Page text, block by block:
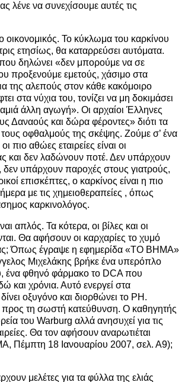
λένε να συνεχίσουμε αυτές τις
οικονομικός. Το κύκλωμα του καρκίνου
ετησίως, θα καταρρεύσει αυτόματα.
δηλώνει «δεν μπορούμε να σε
προξενούμε εμετούς, χάσιμο στα
της αλεπούς στον κάθε κακόμοιρο
στα νύχια του, τονίζει να μη δοκιμάσει
άλλη αγωγή». Οι αρχαίοι Έλληνες
Δαναούς και δώρα φέροντες» διότι τα
οφθαλμούς της σκέψης. Ζούμε σ’ ένα
πιο αθώες εταιρείες είναι οι
και δεν λαδώνουν ποτέ. Δεν υπάρχουν
υπάρχουν παροχές στους γιατρούς,
επισκέπτες, ο καρκίνος είναι η πιο
με τις χημειοθεραπείες , όπως
καρκινολόγος.
απλός. Τα κότερα, οι βίλες και οι
Θα αφήσουν οι καρχαρίες το χυμό
Όπως έγραψε η εφημερίδα «ΤΟ ΒΗΜΑ»
Μιχελάκης βρήκε ένα υπερόπλο
ένα φθηνό φάρμακο το DCA που
και χρόνια. Αυτό ενεργεί στα
οξυγόνο και διορθώνει το PH.
προς τη σωστή κατεύθυνση. Ο καθηγητής
του Warburg αλλά ανησυχεί για τις
Θα τον αφήσουν αναρωτιέται
Πέμπτη 18 Ιανουαρίου 2007, σελ. Α9);
μελέτες για τα φύλλα της ελιάς